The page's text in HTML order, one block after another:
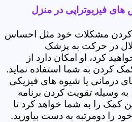
های فیزیوتراپی در منزل
کردن مشکلات خود مثل احساس
در حرکت به پزشک
کرد، او امکان دارد از
کردن به شما استفاده نماید.
درمانی یا شیوه های فیزیکی
وسیله تقویت کردن برنامه
کمک را به شما خواهد کرد تا
را دومرتبه به دست بیاورید.